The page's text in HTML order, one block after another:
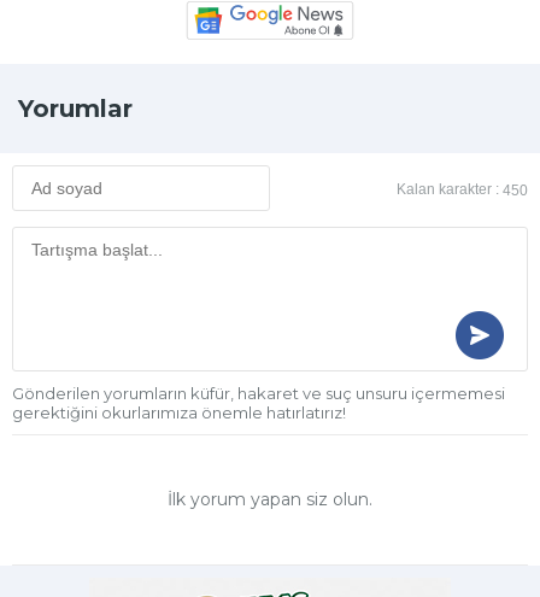
Yorumlar
Kalan karakter : 450
Gönderilen yorumların küfür, hakaret ve suç unsuru içermemesi
gerektiğini okurlarımıza önemle hatırlatırız!
İlk yorum yapan siz olun.